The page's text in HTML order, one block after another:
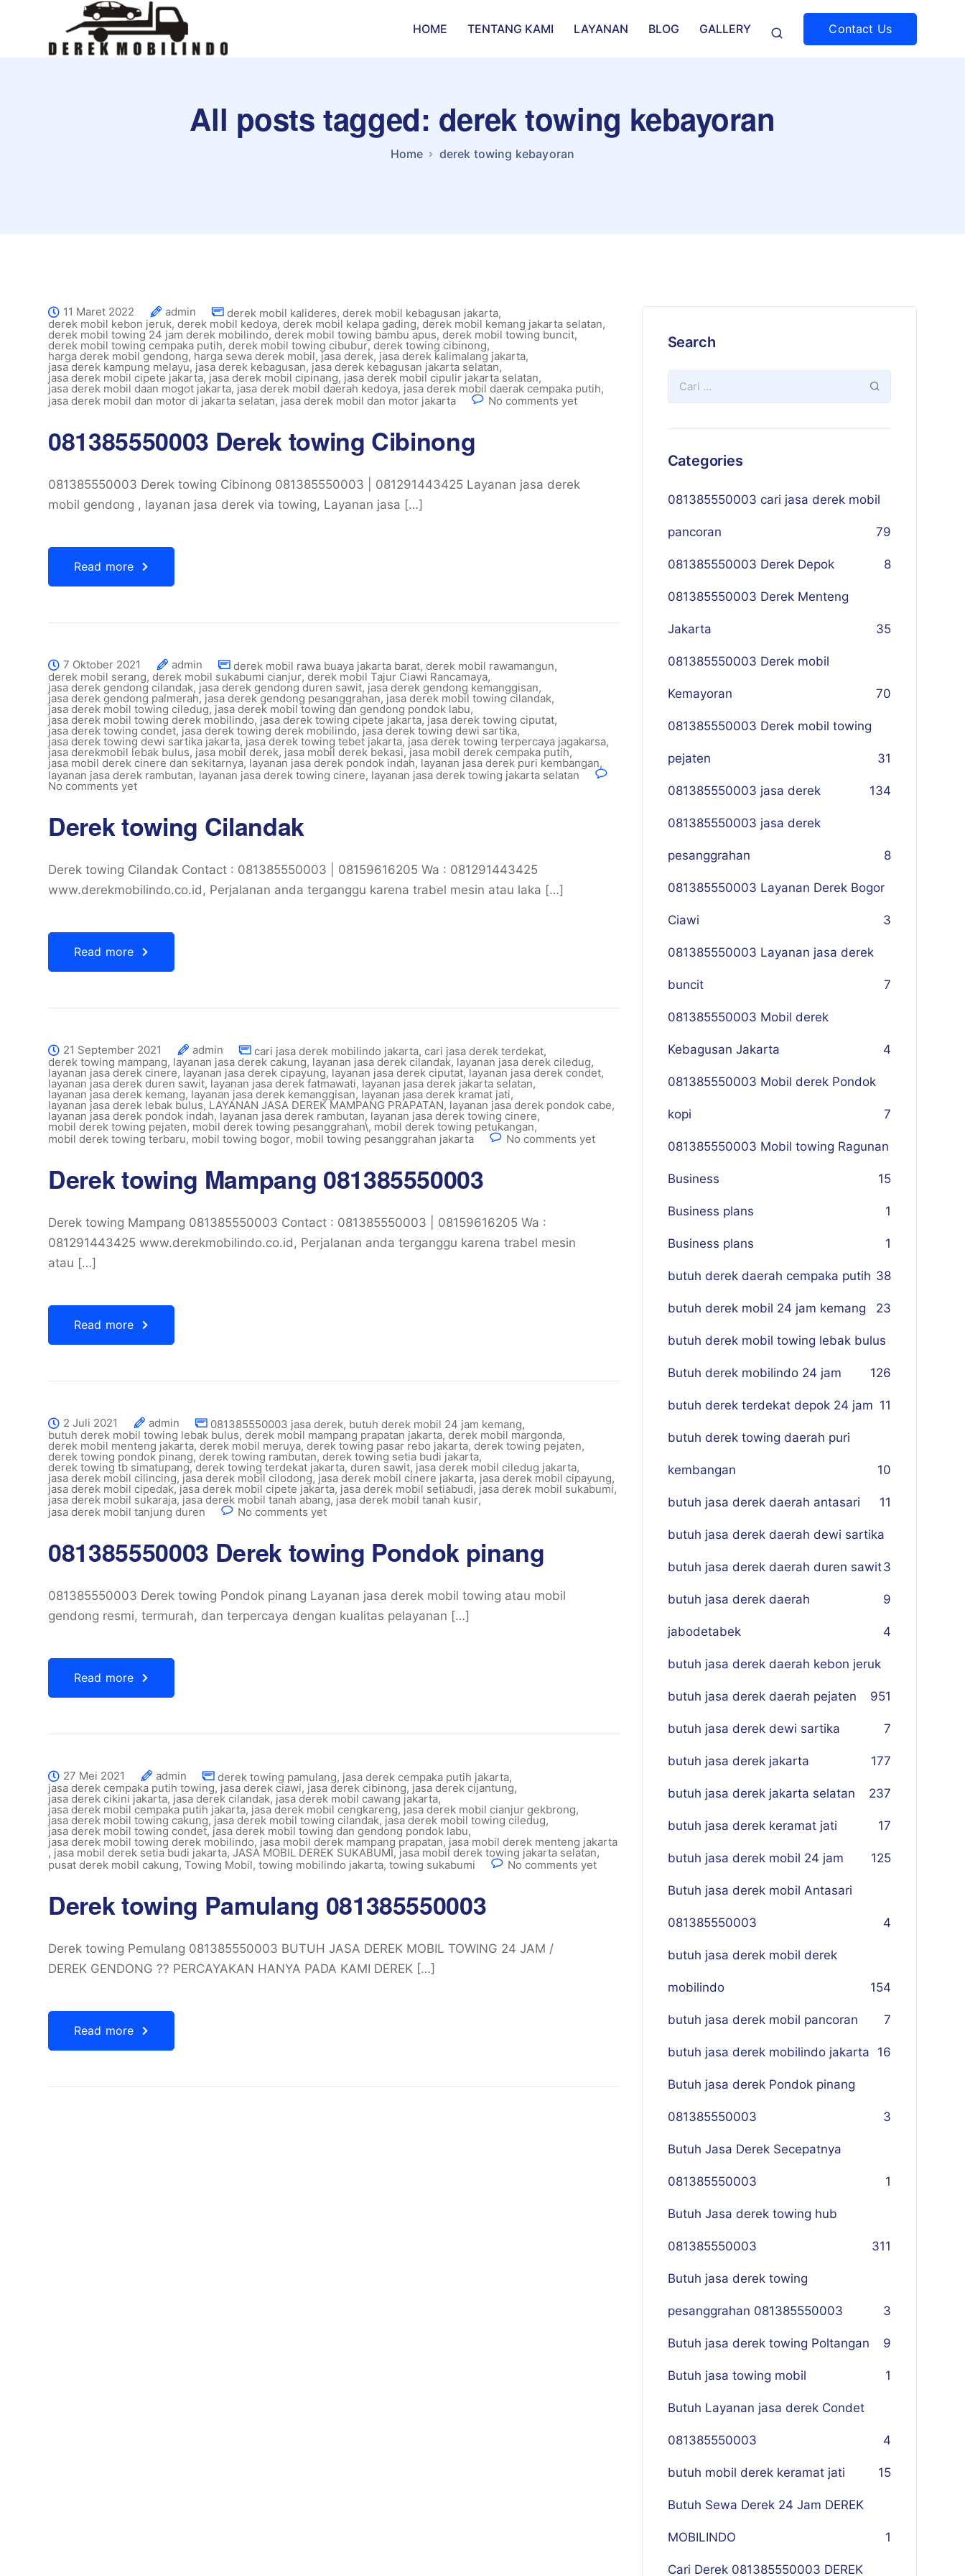
HOME TENTANG KAMI LAYANAN BLOG GALLERY Contact Us
All posts tagged: derek towing kebayoran
Home derek towing kebayoran
11 Maret 2022 admin derek mobil kalideres, derek mobil kebagusan jakarta,
derek mobil kebon jeruk, derek mobil kedoya, derek mobil kelapa gading, derek mobil kemang jakarta selatan,
derek mobil towing 24 jam derek mobilindo, derek mobil towing bambu apus, derek mobil towing buncit,
derek mobil towing cempaka putih, derek mobil towing cibubur, derek towing cibinong,
harga derek mobil gendong, harga sewa derek mobil, jasa derek, jasa derek kalimalang jakarta,
jasa derek kampung melayu, jasa derek kebagusan, jasa derek kebagusan jakarta selatan,
jasa derek mobil cipete jakarta, jasa derek mobil cipinang, jasa derek mobil cipulir jakarta selatan,
jasa derek mobil daan mogot jakarta, jasa derek mobil daerah kedoya, jasa derek mobil daerak cempaka putih,
jasa derek mobil dan motor di jakarta selatan, jasa derek mobil dan motor jakarta No comments yet
081385550003 Derek towing Cibinong
081385550003 Derek towing Cibinong 081385550003 | 081291443425 Layanan jasa derek
mobil gendong , layanan jasa derek via towing, Layanan jasa […]
Read more
7 Oktober 2021 admin derek mobil rawa buaya jakarta barat, derek mobil rawamangun,
derek mobil serang, derek mobil sukabumi cianjur, derek mobil Tajur Ciawi Rancamaya,
jasa derek gendong cilandak, jasa derek gendong duren sawit, jasa derek gendong kemanggisan,
jasa derek gendong palmerah, jasa derek gendong pesanggrahan, jasa derek mobil towing cilandak,
jasa derek mobil towing ciledug, jasa derek mobil towing dan gendong pondok labu,
jasa derek mobil towing derek mobilindo, jasa derek towing cipete jakarta, jasa derek towing ciputat,
jasa derek towing condet, jasa derek towing derek mobilindo,jasa derek towing dewi sartika,
jasa derek towing dewi sartika jakarta, jasa derek towing tebet jakarta, jasa derek towing terpercaya jagakarsa,
jasa derekmobil lebak bulus, jasa mobil derek, jasa mobil derek bekasi,jasa mobil derek cempaka putih,
jasa mobil derek cinere dan sekitarnya, layanan jasa derek pondok indah, layanan jasa derek puri kembangan,
layanan jasa derek rambutan, layanan jasa derek towing cinere, layanan jasa derek towing jakarta selatan
No comments yet
Derek towing Cilandak
Derek towing Cilandak Contact : 081385550003 | 08159616205 Wa : 081291443425
www.derekmobilindo.co.id, Perjalanan anda terganggu karena trabel mesin atau laka […]
Read more
21 September 2021 admin cari jasa derek mobilindo jakarta, cari jasa derek terdekat,
derek towing mampang, layanan jasa derek cakung, layanan jasa derek cilandak, layanan jasa derek ciledug,
layanan jasa derek cinere,layanan jasa derek cipayung, layanan jasa derek ciputat,layanan jasa derek condet,
layanan jasa derek duren sawit, layanan jasa derek fatmawati, layanan jasa derek jakarta selatan,
layanan jasa derek kemang, layanan jasa derek kemanggisan, layanan jasa derek kramat jati,
layanan jasa derek lebak bulus, LAYANAN JASA DEREK MAMPANG PRAPATAN, layanan jasa derek pondok cabe,
layanan jasa derek pondok indah, layanan jasa derek rambutan, layanan jasa derek towing cinere,
mobil derek towing pejaten, mobil derek towing pesanggrahan\, mobil derek towing petukangan,
mobil derek towing terbaru, mobil towing bogor, mobil towing pesanggrahan jakarta No comments yet
Derek towing Mampang 081385550003
Derek towing Mampang 081385550003 Contact : 081385550003 | 08159616205 Wa :
081291443425 www.derekmobilindo.co.id, Perjalanan anda terganggu karena trabel mesin
atau […]
Read more
2 Juli 2021 admin 081385550003 jasa derek, butuh derek mobil 24 jam kemang,
butuh derek mobil towing lebak bulus, derek mobil mampang prapatan jakarta, derek mobil margonda,
derek mobil menteng jakarta, derek mobil meruya, derek towing pasar rebo jakarta, derek towing pejaten,
derek towing pondok pinang, derek towing rambutan, derek towing setia budi jakarta,
derek towing tb simatupang,derek towing terdekat jakarta, duren sawit, jasa derek mobil ciledug jakarta,
jasa derek mobil cilincing, jasa derek mobil cilodong, jasa derek mobil cinere jakarta, jasa derek mobil cipayung,
jasa derek mobil cipedak,jasa derek mobil cipete jakarta, jasa derek mobil setiabudi, jasa derek mobil sukabumi,
jasa derek mobil sukaraja,jasa derek mobil tanah abang,jasa derek mobil tanah kusir,
jasa derek mobil tanjung duren
No comments yet
081385550003 Derek towing Pondok pinang
081385550003 Derek towing Pondok pinang Layanan jasa derek mobil towing atau mobil
gendong resmi, termurah, dan terpercaya dengan kualitas pelayanan […]
Read more
27 Mei 2021 admin derek towing pamulang, jasa derek cempaka putih jakarta,
jasa derek cempaka putih towing, jasa derek ciawi, jasa derek cibinong, jasa derek cijantung,
jasa derek cikini jakarta, jasa derek cilandak, jasa derek mobil cawang jakarta,
jasa derek mobil cempaka putih jakarta, jasa derek mobil cengkareng,jasa derek mobil cianjur gekbrong,
jasa derek mobil towing cakung,jasa derek mobil towing cilandak, jasa derek mobil towing ciledug,
jasa derek mobil towing condet, jasa derek mobil towing dan gendong pondok labu,
jasa derek mobil towing derek mobilindo, jasa mobil derek mampang prapatan, jasa mobil derek menteng jakarta
, jasa mobil derek setia budi jakarta, JASA MOBIL DEREK SUKABUMI, jasa mobil derek towing jakarta selatan,
pusat derek mobil cakung, Towing Mobil, towing mobilindo jakarta, towing sukabumi No comments yet
Derek towing Pamulang 081385550003
Derek towing Pemulang 081385550003 BUTUH JASA DEREK MOBIL TOWING 24 JAM /
DEREK GENDONG ?? PERCAYAKAN HANYA PADA KAMI DEREK […]
Read more
Search
Categories
081385550003 cari jasa derek mobil
pancoran 79
081385550003 Derek Depok 8
081385550003 Derek Menteng
Jakarta 35
081385550003 Derek mobil
Kemayoran 70
081385550003 Derek mobil towing
pejaten 31
081385550003 jasa derek 134
081385550003 jasa derek
pesanggrahan 8
081385550003 Layanan Derek Bogor
Ciawi 3
081385550003 Layanan jasa derek
buncit 7
081385550003 Mobil derek
Kebagusan Jakarta 4
081385550003 Mobil derek Pondok
kopi 7
081385550003 Mobil towing Ragunan
5
Business 1
Business plans 1
Business plans 1
butuh derek daerah cempaka putih 38
butuh derek mobil 24 jam kemang 23
butuh derek mobil towing lebak bulus
26
Butuh derek mobilindo 24 jam 1
butuh derek terdekat depok 24 jam 11
butuh derek towing daerah puri
kembangan 10
butuh jasa derek daerah antasari 11
butuh jasa derek daerah dewi sartika
3
butuh jasa derek daerah duren sawit
9
butuh jasa derek daerah
jabodetabek 4
butuh jasa derek daerah kebon jeruk
51
butuh jasa derek daerah pejaten 9
butuh jasa derek dewi sartika 7
butuh jasa derek jakarta 177
butuh jasa derek jakarta selatan 237
butuh jasa derek keramat jati 17
butuh jasa derek mobil 24 jam 125
Butuh jasa derek mobil Antasari
081385550003 4
butuh jasa derek mobil derek
mobilindo 154
butuh jasa derek mobil pancoran 7
butuh jasa derek mobilindo jakarta 16
Butuh jasa derek Pondok pinang
081385550003 3
Butuh Jasa Derek Secepatnya
081385550003 1
Butuh Jasa derek towing hub
081385550003 311
Butuh jasa derek towing
pesanggrahan 081385550003 3
Butuh jasa derek towing Poltangan 9
Butuh jasa towing mobil 1
Butuh Layanan jasa derek Condet
081385550003 4
butuh mobil derek keramat jati 15
Butuh Sewa Derek 24 Jam DEREK
MOBILINDO 1
Cari Derek 081385550003 DEREK